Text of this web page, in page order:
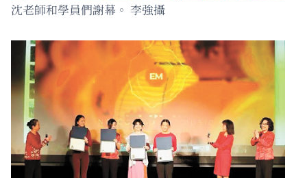
沈老師和學員們謝幕。 李強攝